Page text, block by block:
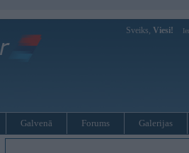
Sveiks, Viesi!
Galvenā Forums Galerijas